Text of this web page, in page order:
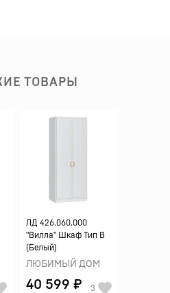
ТОВАРЫ
ЛД 426.060.000
"Вилла" Шкаф Тип B
(Белый)
ЛЮБИМЫЙ ДОМ
40 599 ₽ 3